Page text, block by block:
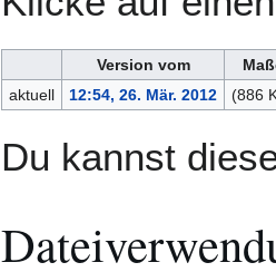
Version vom
aktuell
12:54, 26. Mär. 2012 (886
Du kannst